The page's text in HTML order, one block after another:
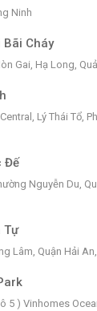
Ninh
Bãi Cháy
Gai, Hạ Long,
Lý Thái Tổ,
Đế
Nguyễn Du,
Tự
Lâm, Quận Hải
5 ) Vinhomes